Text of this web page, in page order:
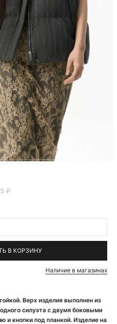
Верх изделия выполнен из
силуэта с двумя боковыми
и кнопки под планкой. Изделие на
₽
В КОРЗИНУ
Наличие в магазинах